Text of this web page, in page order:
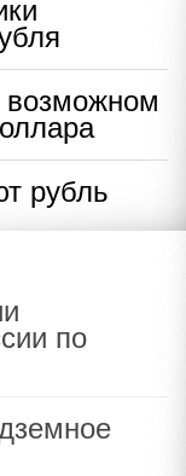
возможном
рубль
по